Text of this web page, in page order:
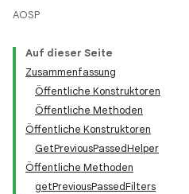
AOSP
Auf dieser Seite
Zusammenfassung
Öffentliche Konstruktoren
Öffentliche Methoden
Öffentliche Konstruktoren
GetPreviousPassedHelper
Öffentliche Methoden
getPreviousPassedFilters